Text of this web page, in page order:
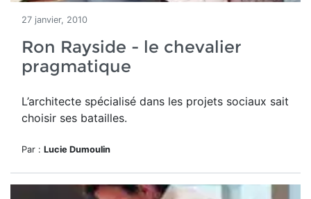
27 janvier, 2010
Ron Rayside - le chevalier
pragmatique
L’architecte spécialisé dans les projets sociaux sait
choisir ses batailles.
Par : Lucie Dumoulin